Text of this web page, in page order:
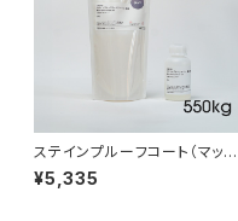
ステインプルーフコート（マット）
550g
¥5,335